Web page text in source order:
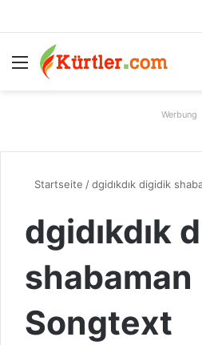
Menü
Werbung
Startseite /dgidıkdık digidik
dgidıkdık
shabaman
Songtext